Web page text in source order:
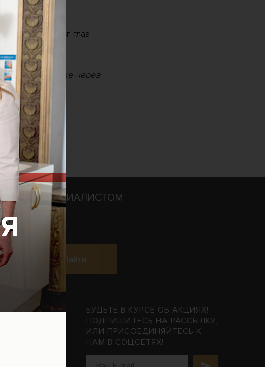
Астаховой
в зоне вокруг глаз
заявку, а также через
СО СПЕЦИАЛИСТОМ
Найти
БУДЬТЕ В КУРСЕ ОБ АКЦИЯХ!
ПОДПИШИТЕСЬ НА РАССЫЛКУ,
ИЛИ ПРИСОЕДИНЯЙТЕСЬ К
НАМ В СОЦСЕТЯХ!